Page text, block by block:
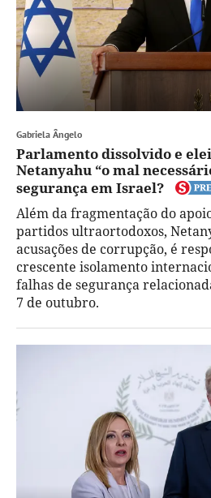
Gabriela Ângelo
Parlamento dissolvido e
Netanyahu “o mal
segurança em Israel?
Além da fragmentação do
partidos ultraortodoxos,
acusações de corrupção, é
crescente isolamento
falhas de segurança
7 de outubro.